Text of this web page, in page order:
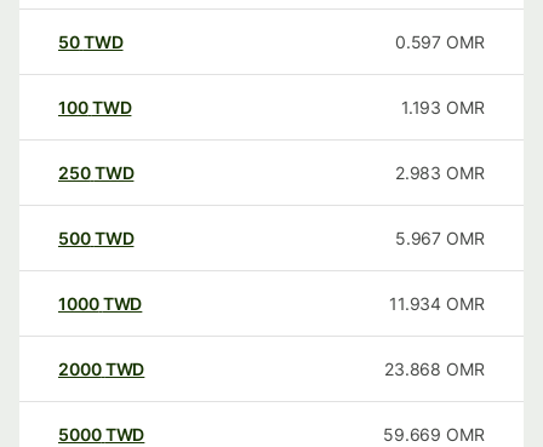
50TWD 0.597 OMR
100TWD 1.193 OMR
250TWD 2.983 OMR
500TWD 5.967 OMR
1000TWD 11.934 OMR
2000TWD 23.868 OMR
5000TWD 59.669 OMR